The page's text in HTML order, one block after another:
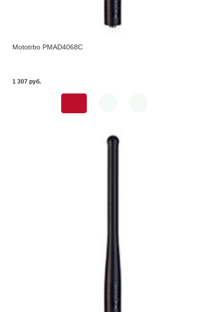
Mototrbo PMAD4068C
1 307 pуб.